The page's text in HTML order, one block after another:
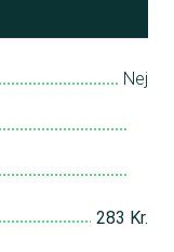
Nej
283 Kr.